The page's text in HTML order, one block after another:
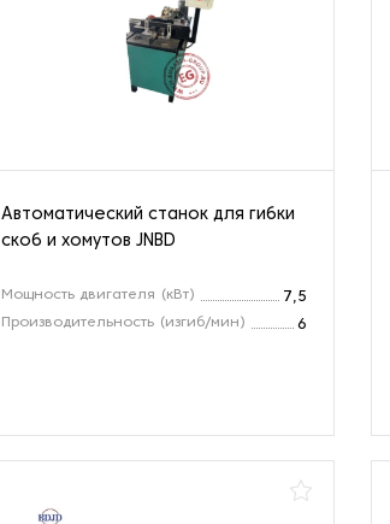
Автоматический станок для гибки
скоб и хомутов JNBD
Мощность двигателя (кВт)
7,5
Производительность (изгиб/мин)
6